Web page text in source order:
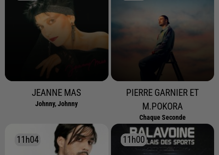
JEANNE MAS
Johnny, Johnny
PIERRE GARNIER ET
M.POKORA
Chaque Seconde
11h04
11h04 11h00
11h00